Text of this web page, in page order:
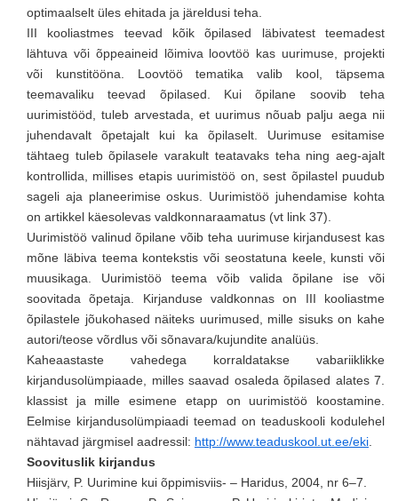
optimaalselt üles ehitada ja järeldusi teha.
III kooliastmes teevad kõik õpilased läbivatest teemadest
lähtuva või õppeaineid lõimiva loovtöö kas uurimuse, projekti
või kunstitööna. Loovtöö tematika valib kool, täpsema
teemavaliku teevad õpilased. Kui õpilane soovib teha
uurimistööd, tuleb arvestada, et uurimus nõuab palju aega nii
juhendavalt õpetajalt kui ka õpilaselt. Uurimuse esitamise
tähtaeg tuleb õpilasele varakult teatavaks teha ning aeg-ajalt
kontrollida, millises etapis uurimistöö on, sest õpilastel puudub
sageli aja planeerimise oskus. Uurimistöö juhendamise kohta
on artikkel käesolevas valdkonnaraamatus (vt link 37).
Uurimistöö valinud õpilane võib teha uurimuse kirjandusest kas
mõne läbiva teema kontekstis või seostatuna keele, kunsti või
muusikaga. Uurimistöö teema võib valida õpilane ise või
soovitada õpetaja. Kirjanduse valdkonnas on III kooliastme
õpilastele jõukohased näiteks uurimused, mille sisuks on kahe
autori/teose võrdlus või sõnavara/kujundite analüüs.
Kaheaastaste vahedega korraldatakse vabariiklikke
kirjandusolümpiaade, milles saavad osaleda õpilased alates 7.
klassist ja mille esimene etapp on uurimistöö koostamine.
Eelmise kirjandusolümpiaadi teemad on teaduskooli kodulehel
nähtavad järgmisel aadressil: http://www.teaduskool.ut.ee/eki
Soovituslik kirjandus
Hiisjärv, P. Uurimine kui õppimisviis- – Haridus, 2004, nr 6–7.